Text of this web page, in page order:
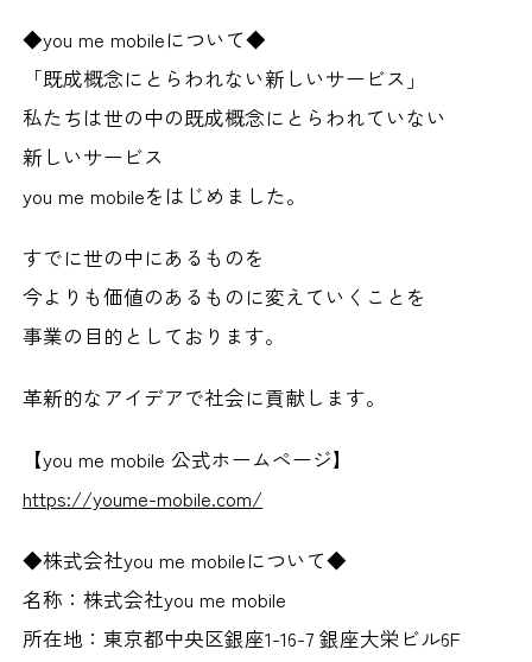
◆you me mobileについて◆
「既成概念にとらわれない新しいサービス」
私たちは世の中の既成概念にとらわれていない
新しいサービス
you me mobileをはじめました。
すでに世の中にあるものを
今よりも価値のあるものに変えていくことを
事業の目的としております。
革新的なアイデアで社会に貢献します。
【you me mobile 公式ホームページ】
https://youme-mobile.com/
◆株式会社you me mobileについて◆
名称：株式会社you me mobile
所在地：東京都中央区銀座1-16-7 銀座大栄ビル6F